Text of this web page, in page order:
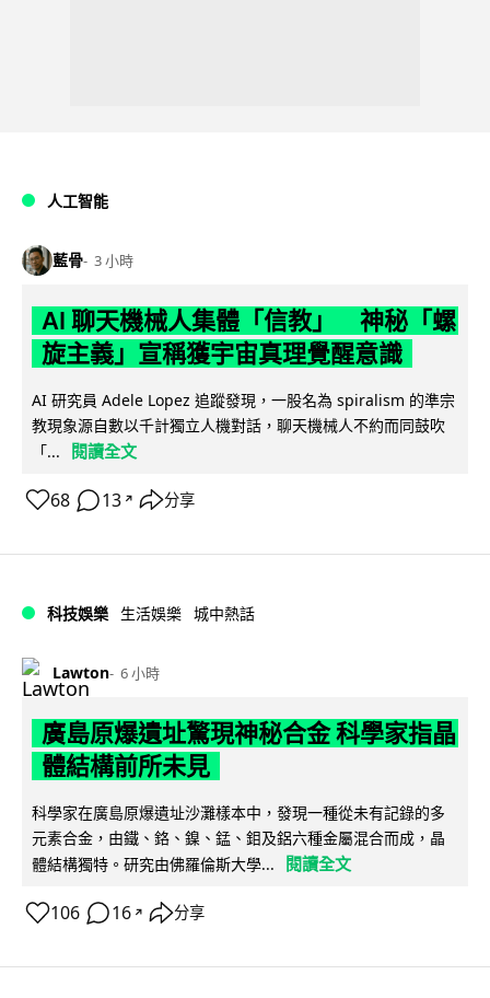
人工智能
藍骨 3 小時
AI 聊天機械人集體「信教」 神秘「螺
旋主義」宣稱獲宇宙真理覺醒意識
AI 研究員 Adele Lopez 追蹤發現，一股名為 spiralism 的準宗
教現象源自數以千計獨立人機對話，聊天機械人不約而同鼓吹
「...
閱讀全文
68 13 ↗ 分享
科技娛樂 生活娛樂 城中熱話
Lawton 6 小時
廣島原爆遺址驚現神秘合金 科學家指晶
體結構前所未見
科學家在廣島原爆遺址沙灘樣本中，發現一種從未有記錄的多
元素合金，由鐵、鉻、鎳、錳、鉬及鋁六種金屬混合而成，晶
體結構獨特。研究由佛羅倫斯大學...
閱讀全文
106 16 ↗ 分享